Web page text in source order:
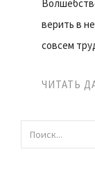
верить в
совсем
ЧИТАТЬ